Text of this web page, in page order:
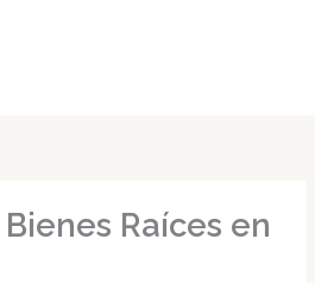
Raíces en